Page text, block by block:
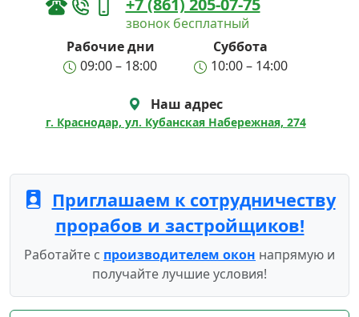
+7 (861) 205-07-75
звонок бесплатный
Рабочие дни
Суббота
09:00 – 18:00
10:00 – 14:00
Наш адрес
г. Краснодар, ул. Кубанская Набережная, 274
Приглашаем к сотрудничеству
прорабов и застройщиков!
Работайте с производителем окон напрямую и
получайте лучшие условия!